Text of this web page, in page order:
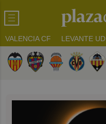
VALENCIA CF LEVANTE UD